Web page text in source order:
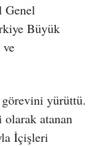
Genel
Büyük
yürüttü.
atanan
İçişleri